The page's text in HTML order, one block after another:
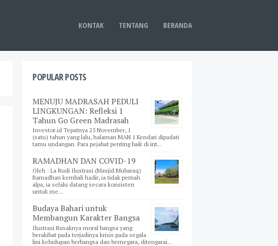
BERANDA
TENTANG
KONTAK
POPULAR POSTS
MENUJU MADRASAH PEDULI
LINGKUNGAN: Refleksi 1
Tahun Go Green Madrasah
Investor.id Tepatnya 25 November, 1
(satu) tahun yang lalu, halaman MAN 1 Kendari dipadati
tamu undangan. Para pejabat penting baik di int...
RAMADHAN DAN COVID-19
Oleh : La Rudi Ilustrasi (Masjid Mubaraq)
Ramadhan kembali hadir, ia tidak pernah
alpa, ia selalu datang secara konsisten
untuk me...
Budaya Bahari untuk
Membangun Karakter Bangsa
Ilustrasi Rusaknya moral bangsa yang
berakibat pada terjadinya krisis pada segala
lini kehidupan berbangsa dan bernegara, ditengarai...